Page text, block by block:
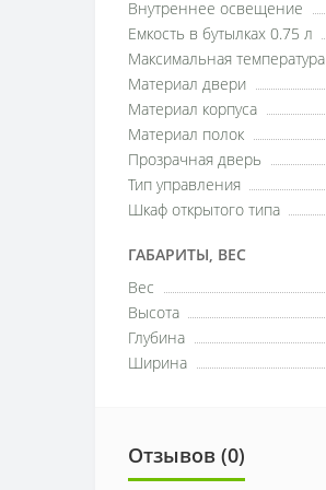
Внутреннее освещение
Емкость в бутылках 0.75 л
Максимальная температура
Материал двери
Материал корпуса
Материал полок
Прозрачная дверь
Тип управления
Шкаф открытого типа
ГАБАРИТЫ, ВЕС
Вес
Высота
Глубина
Ширина
Отзывов (0)